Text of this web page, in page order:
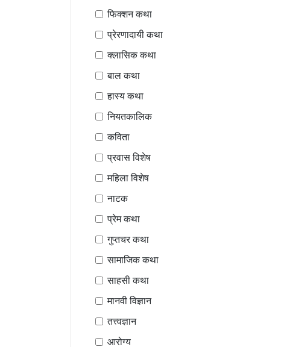
फिक्शन कथा
प्रेरणादायी कथा
क्लासिक कथा
बाल कथा
हास्य कथा
नियतकालिक
कविता
प्रवास विशेष
महिला विशेष
नाटक
प्रेम कथा
गुप्तचर कथा
सामाजिक कथा
साहसी कथा
मानवी विज्ञान
तत्त्वज्ञान
आरोग्य